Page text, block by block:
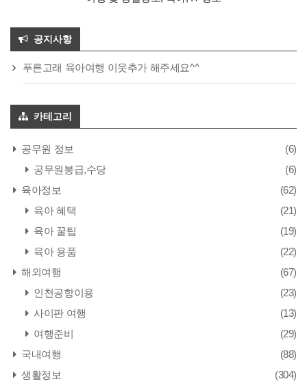
공지사항
푸른고래 육아여행 이웃추가 해주세요^^
카테고리
공무원 정보
(6)
공무원봉급,수당
(6)
육아정보
(62)
육아 혜택
(21)
육아 꿀팁
(19)
육아 용품
(22)
해외여행
(67)
인천공항이용
(23)
사이판 여행
(13)
여행준비
(29)
국내여행
(88)
생활정보
(304)